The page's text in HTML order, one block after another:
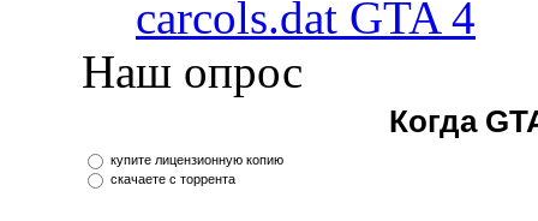
carcols.dat GTA 4
Наш опрос
Когда
купите лицензионную копию
скачаете с торрента